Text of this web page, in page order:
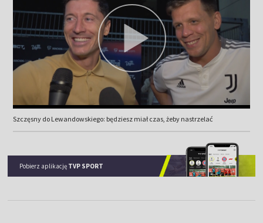
Szczęsny do Lewandowskiego: będziesz miał czas, żeby nastrzelać
Pobierz aplikację TVP SPORT